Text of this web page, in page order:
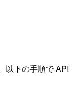
以下の手順で API